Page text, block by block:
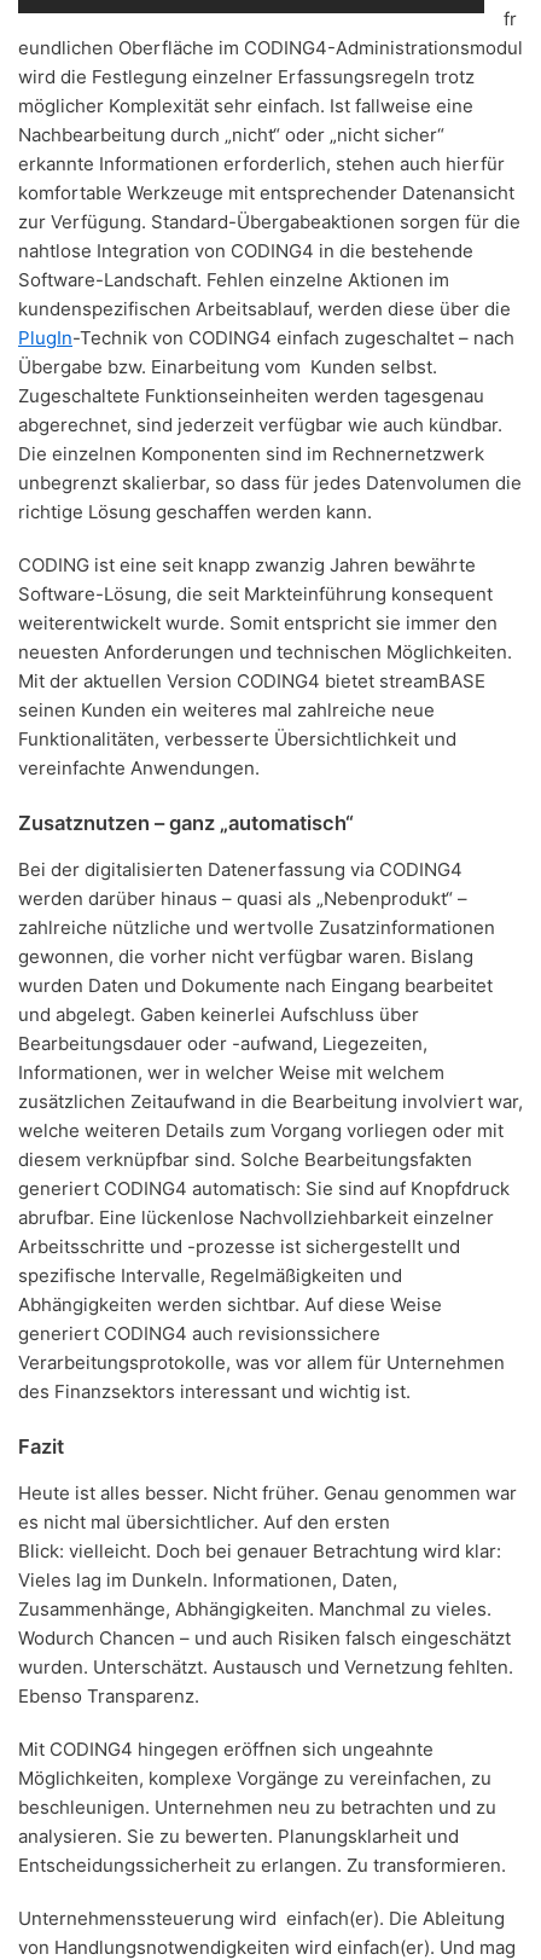
fr
eundlichen Oberfläche im CODING4-Administrationsmodul
wird die Festlegung einzelner Erfassungsregeln trotz
möglicher Komplexität sehr einfach. Ist fallweise eine
Nachbearbeitung durch „nicht“ oder „nicht sicher“
erkannte Informationen erforderlich, stehen auch hierfür
komfortable Werkzeuge mit entsprechender Datenansicht
zur Verfügung. Standard-Übergabeaktionen sorgen für die
nahtlose Integration von CODING4 in die bestehende
Software-Landschaft. Fehlen einzelne Aktionen im
kundenspezifischen Arbeitsablauf, werden diese über die
PlugIn-Technik von CODING4 einfach zugeschaltet – nach
Übergabe bzw. Einarbeitung vom Kunden selbst.
Zugeschaltete Funktionseinheiten werden tagesgenau
abgerechnet, sind jederzeit verfügbar wie auch kündbar.
Die einzelnen Komponenten sind im Rechnernetzwerk
unbegrenzt skalierbar, so dass für jedes Datenvolumen die
richtige Lösung geschaffen werden kann.
CODING ist eine seit knapp zwanzig Jahren bewährte
Software-Lösung, die seit Markteinführung konsequent
weiterentwickelt wurde. Somit entspricht sie immer den
neuesten Anforderungen und technischen Möglichkeiten.
Mit der aktuellen Version CODING4 bietet streamBASE
seinen Kunden ein weiteres mal zahlreiche neue
Funktionalitäten, verbesserte Übersichtlichkeit und
vereinfachte Anwendungen.
Zusatznutzen – ganz „automatisch“
Bei der digitalisierten Datenerfassung via CODING4
werden darüber hinaus – quasi als „Nebenprodukt“ –
zahlreiche nützliche und wertvolle Zusatzinformationen
gewonnen, die vorher nicht verfügbar waren. Bislang
wurden Daten und Dokumente nach Eingang bearbeitet
und abgelegt. Gaben keinerlei Aufschluss über
Bearbeitungsdauer oder -aufwand, Liegezeiten,
Informationen, wer in welcher Weise mit welchem
zusätzlichen Zeitaufwand in die Bearbeitung involviert war,
welche weiteren Details zum Vorgang vorliegen oder mit
diesem verknüpfbar sind. Solche Bearbeitungsfakten
generiert CODING4 automatisch: Sie sind auf Knopfdruck
abrufbar. Eine lückenlose Nachvollziehbarkeit einzelner
Arbeitsschritte und -prozesse ist sichergestellt und
spezifische Intervalle, Regelmäßigkeiten und
Abhängigkeiten werden sichtbar. Auf diese Weise
generiert CODING4 auch revisionssichere
Verarbeitungsprotokolle, was vor allem für Unternehmen
des Finanzsektors interessant und wichtig ist.
Fazit
Heute ist alles besser. Nicht früher. Genau genommen war
es nicht mal übersichtlicher. Auf den ersten
Blick: vielleicht. Doch bei genauer Betrachtung wird klar:
Vieles lag im Dunkeln. Informationen, Daten,
Zusammenhänge, Abhängigkeiten. Manchmal zu vieles.
Wodurch Chancen – und auch Risiken falsch eingeschätzt
wurden. Unterschätzt. Austausch und Vernetzung fehlten.
Ebenso Transparenz.
Mit CODING4 hingegen eröffnen sich ungeahnte
Möglichkeiten, komplexe Vorgänge zu vereinfachen, zu
beschleunigen. Unternehmen neu zu betrachten und zu
analysieren. Sie zu bewerten. Planungsklarheit und
Entscheidungssicherheit zu erlangen. Zu transformieren.
Unternehmenssteuerung wird einfach(er). Die Ableitung
von Handlungsnotwendigkeiten wird einfach(er). Und mag